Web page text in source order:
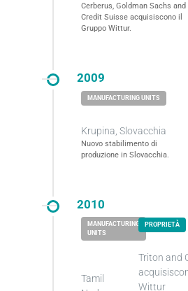
Cerberus, Goldman Sachs and
Credit Suisse acquisiscono il
Gruppo Wittur.
2009
Krupina, Slovacchia
Nuovo stabilimento di
produzione in Slovacchia.
2010
Tamil
Triton and
Wittur